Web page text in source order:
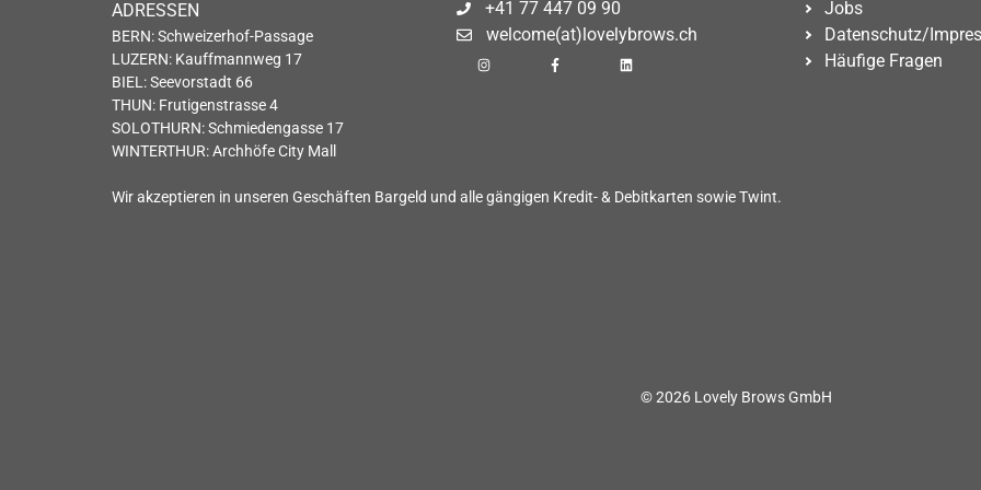
ADRESSEN
BERN: Schweizerhof-Passage
LUZERN: Kauffmannweg 17
BIEL: Seevorstadt 66
THUN: Frutigenstrasse 4
SOLOTHURN: Schmiedengasse 17
WINTERTHUR: Archhöfe City Mall
+41 77 447 09 90
welcome(at)lovelybrows.ch
Jobs
Datenschutz/
Häufige Fragen
Wir akzeptieren in unseren Geschäften Bargeld und alle gängigen Kredit- & Debitkarten sowie Twint.
© 2026 Lovely Brows GmbH